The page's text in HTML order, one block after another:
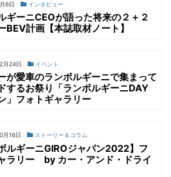
6日 インタビュー
ギーニCEOが語った将来の２＋２
BEV計画【本誌取材ノート】
月24日 イベント
が愛車のランボルギーニで集まって
するお祭り「ランボルギーニDAY
」フォトギャラリー
月16日 ストーリー＆コラム
ルギーニGIROジャパン2022】フ
ラリー by カー・アンド・ドライ